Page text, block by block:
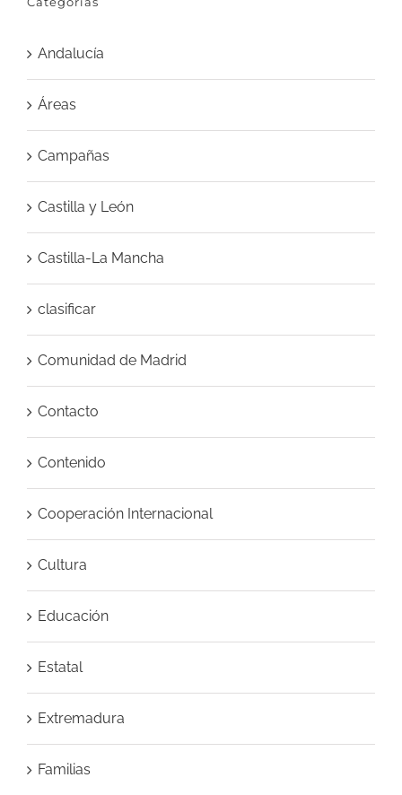
Andalucía
Áreas
Campañas
Castilla y León
Castilla-La Mancha
clasificar
Comunidad de Madrid
Contacto
Contenido
Cooperación Internacional
Cultura
Educación
Estatal
Extremadura
Familias